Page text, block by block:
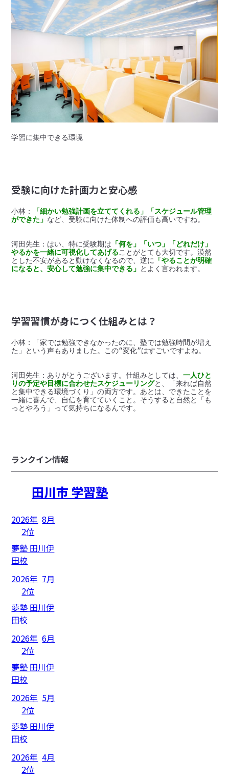
学習に集中できる環境
受験に向けた計画力と安心感
小林：
「細かい勉強計画を立ててくれる」「スケジュール管理
ができた」
河田先生：はい、特に受験期は 「何を」「いつ」「どれだけ」
やるかを一緒に可視化してあげることがとても大切です。漠然
とした不安があると動けなくなるので、逆に 「やることが明確
になると、安心して勉強に集中できる」
学習習慣が身につく仕組みとは？
小林：「家では勉強できなかったのに、塾では勉強時間が増え
河田先生：ありがとうございます。仕組みとしては、一人ひと
りの予定や目標に合わせたスケジューリングと、「来れば自然
と集中できる環境づくり」の両方です。あとは、できたことを
一緒に喜んで、自信を育てていくこと。そうすると自然と「も
ランクイン情報
田川市 学習塾
2026年 8月
2位
夢塾 田川伊
田校
2026年 7月
2位
夢塾 田川伊
田校
2026年 6月
2位
夢塾 田川伊
田校
2026年 5月
2位
夢塾 田川伊
田校
2026年 4月
2位